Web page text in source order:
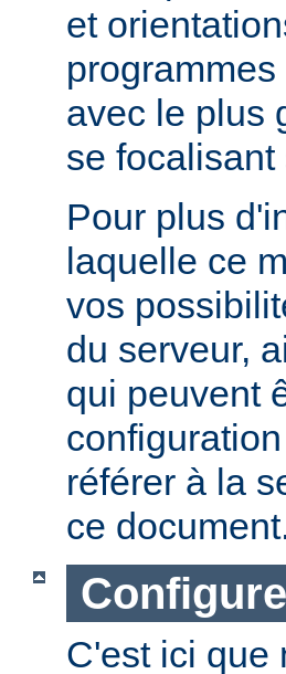
et
avec le plus
se
Pour plus
laquelle ce
vos
du serveur,
qui peuvent
référer à la
ce
C'est ici que